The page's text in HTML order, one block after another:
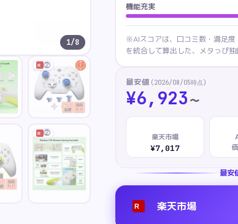
1/8
R ②
R ②
機能充実
※AIスコアは、口コミ数・満足
を統合して算出した、メタっぴ
最安値 (2026/08/05時点)
¥6,923 〜
楽天市場
¥7,017
最安
R 楽天市場